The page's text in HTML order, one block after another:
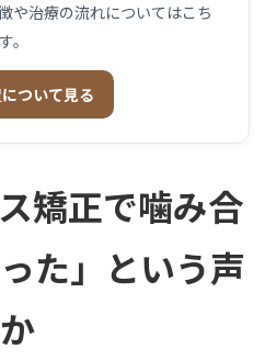
や治療の流れについてはこち
。
ついて見る
矯正で噛み合
た」という声